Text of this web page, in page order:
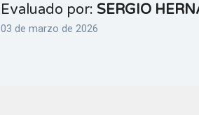
Evaluado por: SERGIO
03 de marzo de 2026